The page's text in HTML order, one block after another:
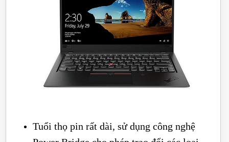
Tuổi thọ pin rất dài, sử dụng công nghệ